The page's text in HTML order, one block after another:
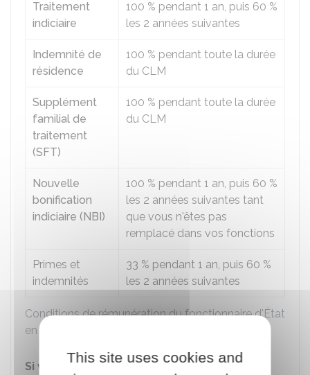
Conditions de rémunération du fonctionnaire d'État
en CLM
Traitement
indiciaire
100 % pendant 1 an, puis 60 %
les 2 années suivantes
Indemnité de
résidence
100 % pendant toute la durée
du CLM
Supplément
familial de
traitement
(SFT)
100 % pendant toute la durée
du CLM
Nouvelle
bonification
indiciaire (NBI)
100 % pendant 1 an, puis 60 %
les 2 années suivantes tant
que vous n'êtes pas
remplacé dans vos fonctions
Primes et
indemnités
33 % pendant 1 an, puis 60 %
les 2 années suivantes
Si vous êtes placé en CLM à la suite d'une
This site uses cookies and